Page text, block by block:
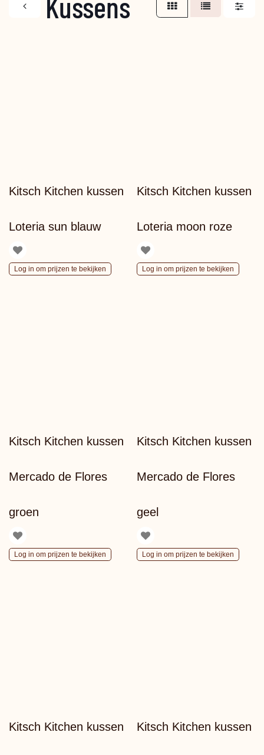
Kitsch Kitchen kussen
Loteria sun blauw
Log in om prijzen te bekijken
Kitsch Kitchen kussen
Loteria moon roze
Log in om prijzen te bekijken
Kitsch Kitchen kussen
Mercado de Flores
groen
Log in om prijzen te bekijken
Kitsch Kitchen kussen
Mercado de Flores
geel
Log in om prijzen te bekijken
Kitsch Kitchen kussen Kitsch Kitchen kussen